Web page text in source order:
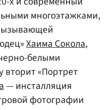
многоэтажками,
Хаима Сокола,
белыми
«Портрет
— инсталляция
фотографии